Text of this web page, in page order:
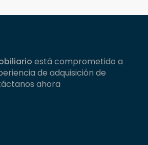
está comprometido a
de adquisición de
ahora